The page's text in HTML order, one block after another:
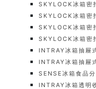
SKYLOCK冰箱密
SKYLOCK冰箱密
SKYLOCK冰箱密
SKYLOCK冰箱密
INTRAY冰箱抽屜
INTRAY冰箱抽屜
SENSE冰箱食品
INTRAY冰箱透明